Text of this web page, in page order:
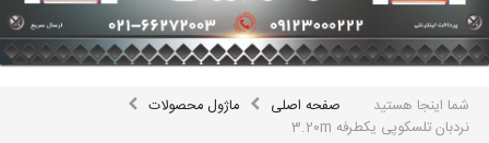
تماس
باما
اینستاگرام
سایر
لینک
ها
شما اینجا هستید صفحه اصلی
ماژول محصولات
نردبان تلسکوپی یکطرفه 3.20m